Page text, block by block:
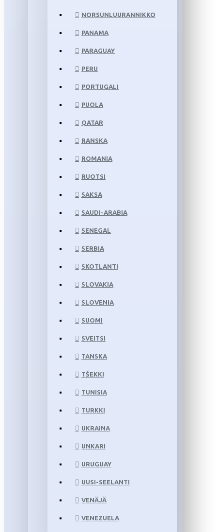
NORSUNLUURANNIKKO
PANAMA
PARAGUAY
PERU
PORTUGALI
PUOLA
QATAR
RANSKA
ROMANIA
RUOTSI
SAKSA
SAUDI-ARABIA
SENEGAL
SERBIA
SKOTLANTI
SLOVAKIA
SLOVENIA
SUOMI
SVEITSI
TANSKA
TŠEKKI
TUNISIA
TURKKI
UKRAINA
UNKARI
URUGUAY
UUSI-SEELANTI
VENÄJÄ
VENEZUELA